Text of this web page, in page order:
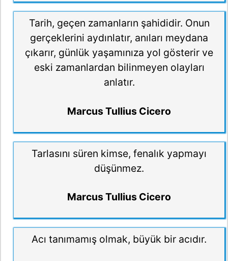
Tarih, geçen zamanların şahididir. Onun
gerçeklerini aydınlatır, anıları meydana
çıkarır, günlük yaşamınıza yol gösterir ve
eski zamanlardan bilinmeyen olayları
anlatır.
Marcus Tullius Cicero
Tarlasını süren kimse, fenalık yapmayı
düşünmez.
Marcus Tullius Cicero
Acı tanımamış olmak, büyük bir acıdır.